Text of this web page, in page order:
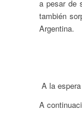
a pesar de
también
Argentina.
A la
A